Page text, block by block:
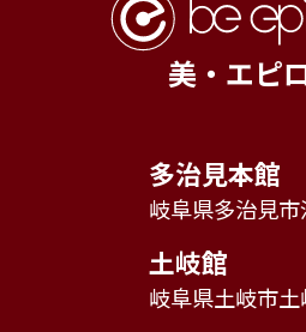
美・エピ
多治見本館
岐阜県多治見
土岐館
岐阜県土岐市